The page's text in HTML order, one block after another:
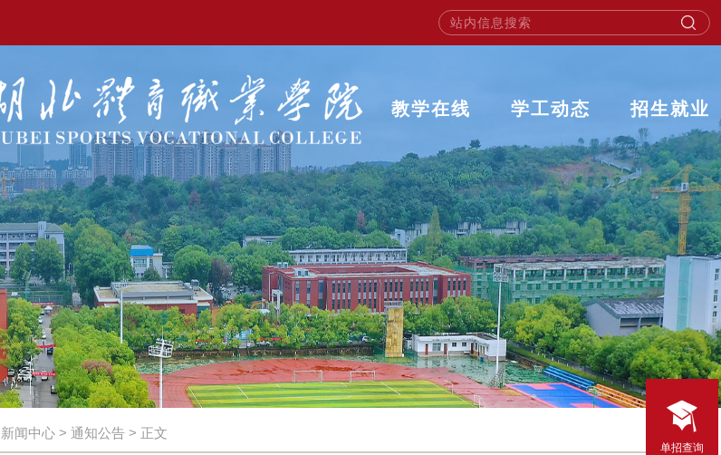
教学在线 学工动态 招生就业
新闻中心 > 通知公告 > 正文
单招查询